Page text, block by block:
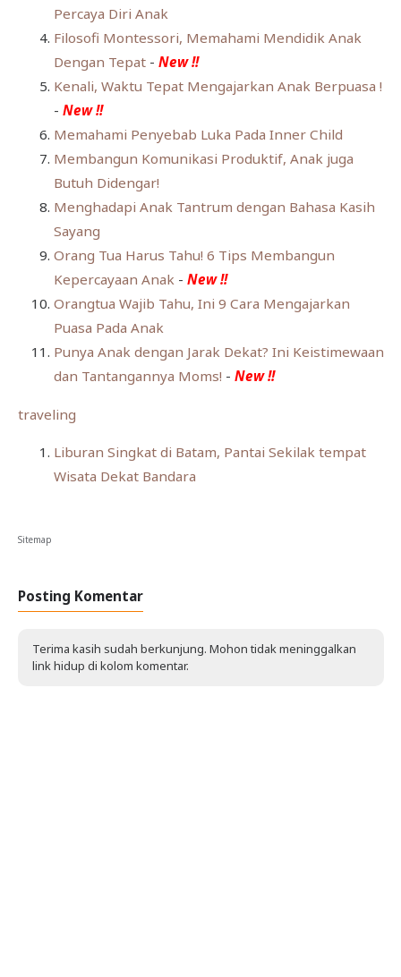
Percaya Diri Anak
Filosofi Montessori, Memahami Mendidik Anak
Dengan Tepat- New !!
Kenali, Waktu Tepat Mengajarkan Anak Berpuasa !
- New !!
Memahami Penyebab Luka Pada Inner Child
Membangun Komunikasi Produktif, Anak juga
Butuh Didengar!
Menghadapi Anak Tantrum dengan Bahasa Kasih
Sayang
Orang Tua Harus Tahu! 6 Tips Membangun
Kepercayaan Anak- New !!
Orangtua Wajib Tahu, Ini 9 Cara Mengajarkan
Puasa Pada Anak
Punya Anak dengan Jarak Dekat? Ini Keistimewaan
dan Tantangannya Moms! - New !!
traveling
Liburan Singkat di Batam, Pantai Sekilak tempat
Wisata Dekat Bandara
Sitemap
Posting Komentar
Terima kasih sudah berkunjung. Mohon tidak meninggalkan
link hidup di kolom komentar.